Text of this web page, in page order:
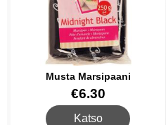
Musta Marsipaani
Tuote.nro 12149
€6.30
Katso
, Musta Marsipaani